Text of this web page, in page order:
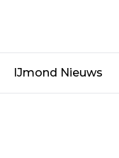
IJmond Nieuws